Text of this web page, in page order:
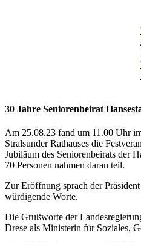
30 Jahre Seniorenbeirat
Am 25.08.23 fand um 11.00 Uhr
Stralsunder Rathauses die
Jubiläum des Seniorenbeirats der
70 Personen nahmen daran teil.
Zur Eröffnung sprach der
würdigende Worte.
Die Grußworte der
Drese als Ministerin für Soziales,